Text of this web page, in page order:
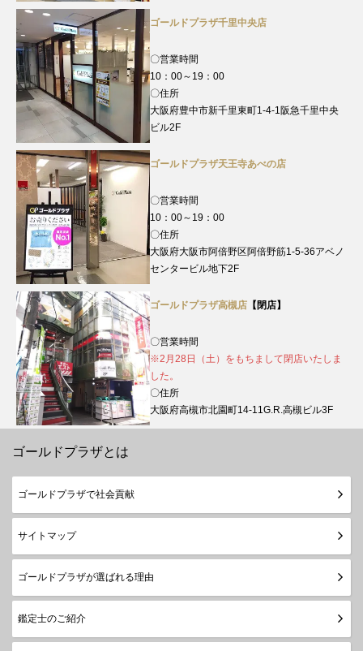
ゴールドプラザ千里中央店
〇営業時間
10：00～19：00
〇住所
大阪府豊中市新千里東町1-4-1阪急千里中央
ビル2F
ゴールドプラザ天王寺あべの店
〇営業時間
10：00～19：00
〇住所
大阪府大阪市阿倍野区阿倍野筋1-5-36アベノ
センタービル地下2F
ゴールドプラザ高槻店 【閉店】
〇営業時間
※2月28日（土）をもちまして閉店いたしま
した。
〇住所
大阪府高槻市北園町14-11G.R.高槻ビル3F
ゴールドプラザとは
ゴールドプラザで社会貢献
サイトマップ
ゴールドプラザが選ばれる理由
鑑定士のご紹介